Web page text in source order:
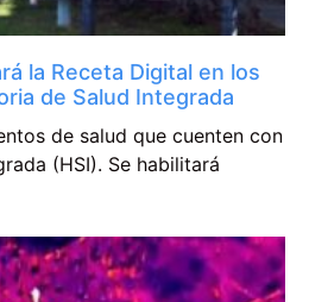
la Receta Digital en los
de Salud Integrada
de salud que cuenten con
(HSI). Se habilitará